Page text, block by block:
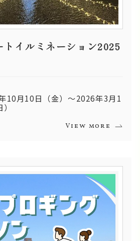
トイルミネーション2025
10月10日（金）～2026年3月1
View more